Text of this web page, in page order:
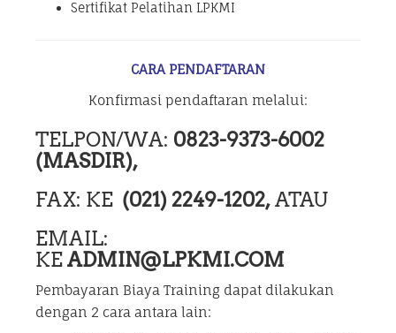
Sertifikat Pelatihan LPKMI
CARA PENDAFTARAN
Konfirmasi pendaftaran melalui:
TELPON/WA: 0823-9373-6002
(MASDIR),
FAX: KE (021) 2249-1202,ATAU
EMAIL:
KEADMIN@LPKMI.COM
Pembayaran Biaya Training dapat dilakukan
dengan 2 cara antara lain: